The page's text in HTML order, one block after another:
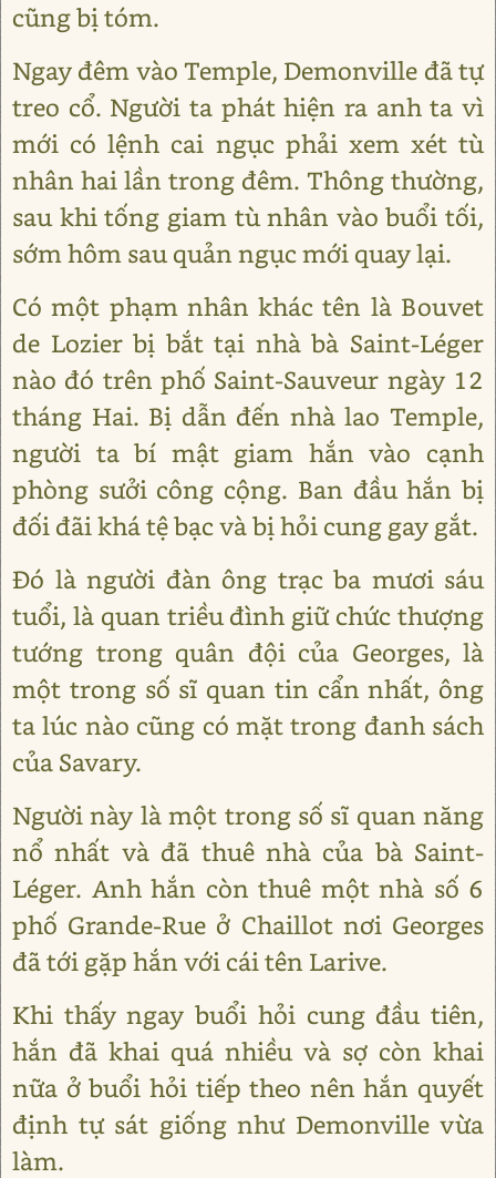
cũng bị tóm.
Ngay đêm vào Temple, Demonville đã tự
treo cổ. Người ta phát hiện ra anh ta vì
mới có lệnh cai ngục phải xem xét tù
nhân hai lần trong đêm. Thông thường,
sau khi tống giam tù nhân vào buổi tối,
sớm hôm sau quản ngục mới quay lại.
Có một phạm nhân khác tên là Bouvet
de Lozier bị bắt tại nhà bà Saint-Léger
nào đó trên phố Saint-Sauveur ngày 12
tháng Hai. Bị dẫn đến nhà lao Temple,
người ta bí mật giam hắn vào cạnh
phòng sưởi công cộng. Ban đầu hắn bị
đối đãi khá tệ bạc và bị hỏi cung gay gắt.
Đó là người đàn ông trạc ba mươi sáu
tuổi, là quan triều đình giữ chức thượng
tướng trong quân đội của Georges, là
một trong số sĩ quan tin cẩn nhất, ông
ta lúc nào cũng có mặt trong đanh sách
của Savary.
Người này là một trong số sĩ quan năng
nổ nhất và đã thuê nhà của bà Saint-
Léger. Anh hắn còn thuê một nhà số 6
phố Grande-Rue ở Chaillot nơi Georges
đã tới gặp hắn với cái tên Larive.
Khi thấy ngay buổi hỏi cung đầu tiên,
hắn đã khai quá nhiều và sợ còn khai
nữa ở buổi hỏi tiếp theo nên hắn quyết
định tự sát giống như Demonville vừa
làm.